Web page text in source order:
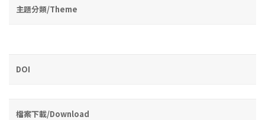
主題分類/Theme
DOI
檔案下載/Download